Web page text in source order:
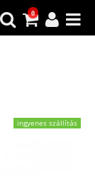
0
ingyenes szállítás